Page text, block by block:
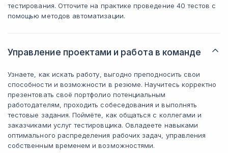
тестирования. Отточите на практике проведение 40 тестов с
помощью методов автоматизации.
Управление проектами и работа в команде
Узнаете, как искать работу, выгодно преподносить свои
способности и возможности в резюме. Научитесь корректно
презентовать своё портфолио потенциальным
работодателям, проходить собеседования и выполнять
тестовые задания. Поймёте, как общаться с коллегами и
заказчиками услуг тестировщика. Овладеете навыками
оптимального распределения рабочих задач, управления
собственным временем и возможностями.